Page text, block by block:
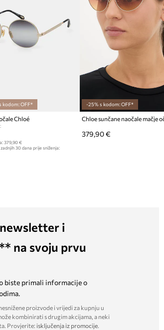
kodom: OFF*
Chloé
379,90 €
30 dana prije sniženja:
-25% s kodom: OFF*
Chloe sunčane naočale mačje
379,90 €
i
na svoju prvu
biste primali informacije o
proizvode i vrijedi za kupnju u
kombinirati s drugim akcijama, a neki
Provjerite: isključenja iz promocije.